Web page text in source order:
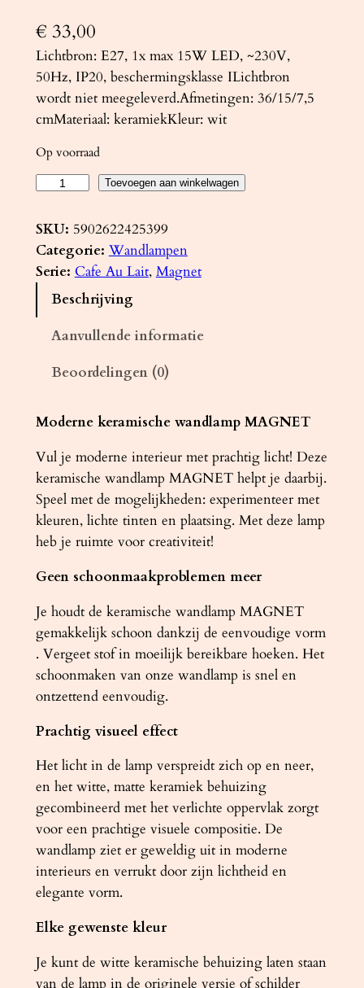
€ 33,00
Lichtbron: E27, 1x max 15W LED, ~230V,
50Hz, IP20, beschermingsklasse ILichtbron
wordt niet meegeleverd.Afmetingen: 36/15/7,5
cmMateriaal: keramiekKleur: wit
Op voorraad
n
d
l
a
i
e
k
M
A
N
E
E
T
a
a
t
l
Toevoegen aan winkelwagen
SKU: 5902622425399
Categorie: Wandlampen
Serie: Cafe Au Lait, Magnet
Beschrijving
Aanvullende informatie
Beoordelingen (0)
Moderne keramische wandlamp MAGNET
Vul je moderne interieur met prachtig licht! Deze
keramische wandlamp MAGNET helpt je daarbij.
Speel met de mogelijkheden: experimenteer met
kleuren, lichte tinten en plaatsing. Met deze lamp
heb je ruimte voor creativiteit!
Geen schoonmaakproblemen meer
Je houdt de keramische wandlamp MAGNET
gemakkelijk schoon dankzij de eenvoudige vorm
. Vergeet stof in moeilijk bereikbare hoeken. Het
schoonmaken van onze wandlamp is snel en
ontzettend eenvoudig.
Prachtig visueel effect
Het licht in de lamp verspreidt zich op en neer,
en het witte, matte keramiek behuizing
gecombineerd met het verlichte oppervlak zorgt
voor een prachtige visuele compositie. De
wandlamp ziet er geweldig uit in moderne
interieurs en verrukt door zijn lichtheid en
elegante vorm.
Elke gewenste kleur
Je kunt de witte keramische behuizing laten staan
van de lamp in de originele versie of schilder